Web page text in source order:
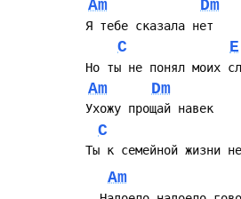
Am Dm
C E
Am Dm
C
Am